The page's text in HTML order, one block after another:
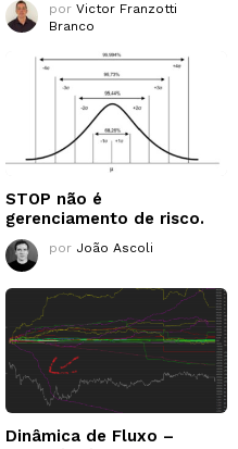
por Victor Franzotti
Branco
STOP não é
gerenciamento de risco.
por João Ascoli
Dinâmica de Fluxo –